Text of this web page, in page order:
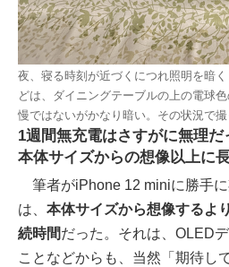
夜、寝る時刻が近づくにつれ照明を暗
どは、ダイニングテーブルの上の電球
慢ではないがかなり暗い。その状況で
1週間無充電はさすがに無理だ
本体サイズからの想像以上に
筆者がiPhone 12 miniに勝手
は、 本体サイズから想像するよ
続時間だった。それは、OLED
ことなどからも、当然「期待し